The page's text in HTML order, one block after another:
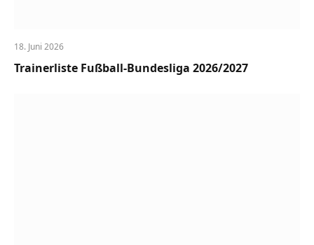
18. Juni 2026
Trainerliste Fußball-Bundesliga 2026/2027